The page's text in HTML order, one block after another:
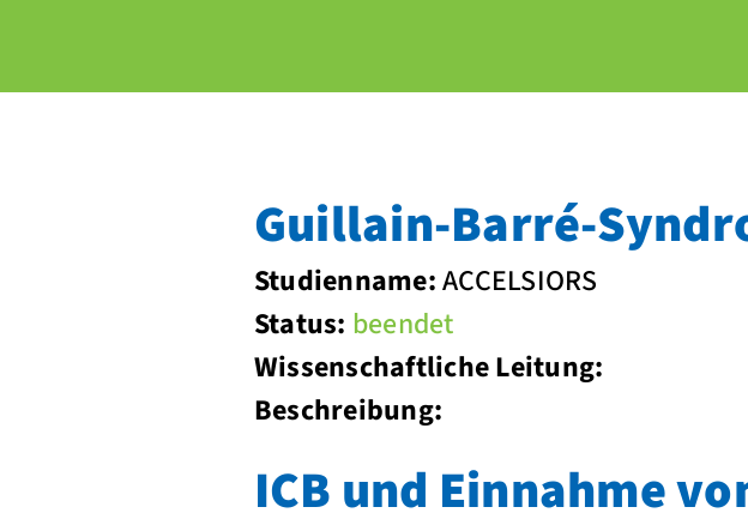
Guillain-Barré-
Studienname:ACCELSIORS
Status: beendet
Wissenschaftliche Leitung:
Beschreibung:
ICB und Einnahme